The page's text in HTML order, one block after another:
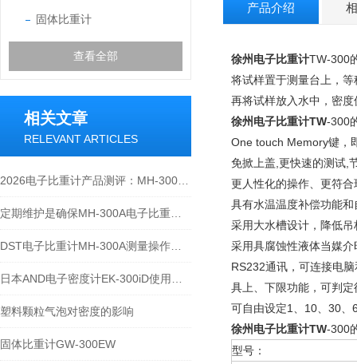
固体比重计
查看全部
相关文章
RELEVANT ARTICLES
塑料颗粒气泡对密度的影响
固体比重计GW-300EW
产品介绍
徐州电子比重计TW-300
将试样置于测量台上，
再将试样放入水中，密
徐州电子比重计TW-300
One touch Memory键，
免掀上盖,更快速的测试,
更人性化的操作、更符
具有水温温度补偿功能
采用大水槽设计，降低
采用具腐蚀性液体当媒
RS232通讯，可连接电
具上、下限功能，可判
可自由设定1、10、30、
徐州电子比重计TW-300
型号：